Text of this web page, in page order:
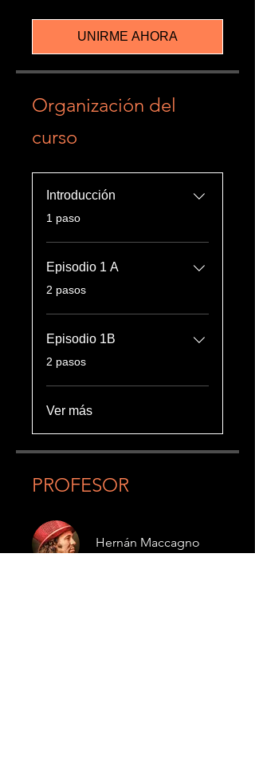
UNIRME AHORA
Organización del
curso
Introducción
.1 paso
Episodio 1 A
.2 pasos
Episodio 1B
.2 pasos
Ver más
PROFESOR
Hernán Maccagno